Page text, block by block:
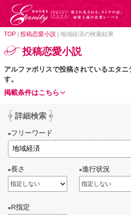
TOP 投稿恋愛小説 地域経済の検索結果
投稿恋愛小説
アルファポリスで投稿されているエタ
す。
掲載条件はこちら
詳細検索
フリーワード
長さ 進行状況
R指定